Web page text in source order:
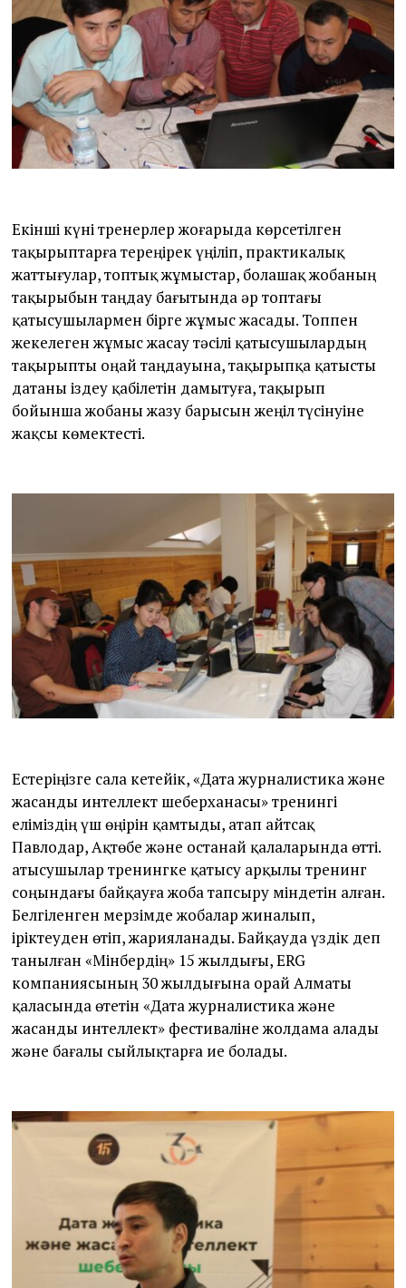
Екінші күні тренерлер жоғарыда көрсетілген
тақырыптарға тереңірек үңіліп, практикалық
жаттығулар, топтық жұмыстар, болашақ жобаның
тақырыбын таңдау бағытында әр топтағы
қатысушылармен бірге жұмыс жасады. Топпен
жекелеген жұмыс жасау тәсілі қатысушылардың
тақырыпты оңай таңдауына, тақырыпқа қатысты
датаны іздеу қабілетін дамытуға, тақырып
бойынша жобаны жазу барысын жеңіл түсінуіне
жақсы көмектесті.
Естеріңізге сала кетейік, «Дата журналистика және
жасанды интеллект шеберханасы» тренингі
еліміздің үш өңірін қамтыды, атап айтсақ
Павлодар, Ақтөбе және Қостанай қалаларында өтті.
Қатысушылар тренингке қатысу арқылы тренинг
соңындағы байқауға жоба тапсыру міндетін алған.
Белгіленген мерзімде жобалар жиналып,
іріктеуден өтіп, жарияланады. Байқауда үздік деп
танылған «Мінбердің» 15 жылдығы, ERG
компаниясының 30 жылдығына орай Алматы
қаласында өтетін «Дата журналистика және
жасанды интеллект» фестиваліне жолдама алады
және бағалы сыйлықтарға ие болады.